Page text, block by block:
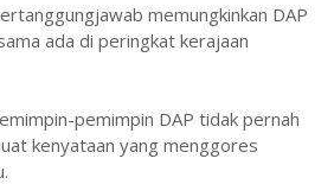
memungkinkan DAP
ada di peringkat kerajaan
pemimpin DAP tidak pernah
kenyataan yang menggores